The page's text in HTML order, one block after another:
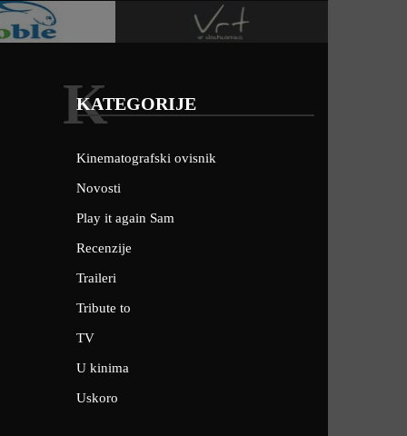
KATEGORIJE
K
Kinematografski ovisnik
Novosti
Play it again Sam
Recenzije
Traileri
Tribute to
TV
U kinima
Uskoro